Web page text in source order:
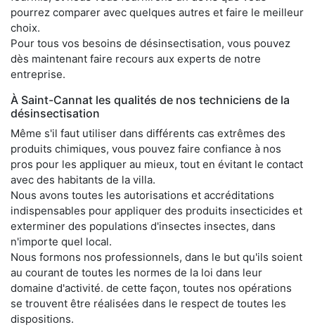
pourrez comparer avec quelques autres et faire le meilleur
choix.
Pour tous vos besoins de désinsectisation, vous pouvez
dès maintenant faire recours aux experts de notre
entreprise.
À Saint-Cannat les qualités de nos techniciens de la
désinsectisation
Même s'il faut utiliser dans différents cas extrêmes des
produits chimiques, vous pouvez faire confiance à nos
pros pour les appliquer au mieux, tout en évitant le contact
avec des habitants de la villa.
Nous avons toutes les autorisations et accréditations
indispensables pour appliquer des produits insecticides et
exterminer des populations d'insectes insectes, dans
n'importe quel local.
Nous formons nos professionnels, dans le but qu'ils soient
au courant de toutes les normes de la loi dans leur
domaine d'activité. de cette façon, toutes nos opérations
se trouvent être réalisées dans le respect de toutes les
dispositions.